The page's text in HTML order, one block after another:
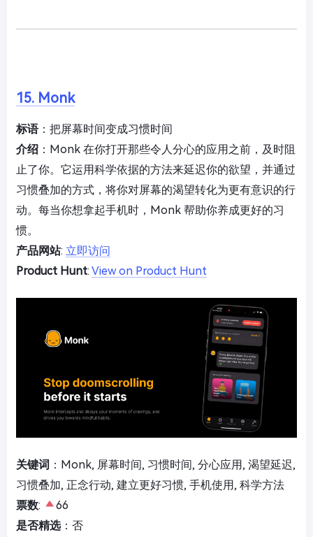
15. Monk
标语：把屏幕时间变成习惯时间
介绍 ：Monk 在你打开那些令人分心的应用之前，及时阻
止了你。它运用科学依据的方法来延迟你的欲望，并通过
习惯叠加的方式，将你对屏幕的渴望转化为更有意识的行
动。每当你想拿起手机时，Monk 帮助你养成更好的习
惯。
产品网站: 立即访问
Product Hunt: View on Product Hunt
关键词 ：Monk, 屏幕时间, 习惯时间, 分心应用, 渴望延迟,
习惯叠加, 正念行动, 建立更好习惯, 手机使用, 科学方法
票数:
66
是否精选：否